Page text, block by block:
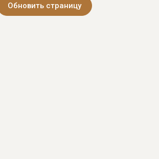
Обновить страницу